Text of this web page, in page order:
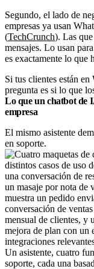
Segundo, el lado de
empresas ya usan
(TechCrunch). Las
mensajes. Lo usan
es exactamente lo que
Si tus clientes están
pregunta es si lo que
Lo que un chatbot de
empresa
El mismo asistente
en soporte.
Un asistente, cuatro
soporte, cada una